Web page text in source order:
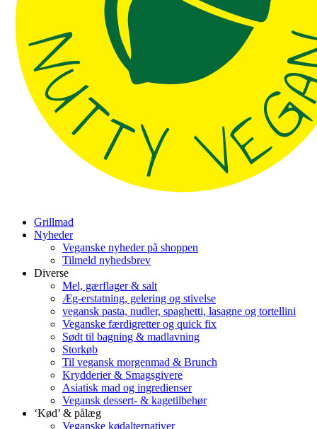
Grillmad
Nyheder
Veganske nyheder på shoppen
Tilmeld nyhedsbrev
Diverse
Mel, gærflager & salt
Æg-erstatning, gelering og stivelse
vegansk pasta, nudler, spaghetti, lasagne og tortellini
Veganske færdigretter og quick fix
Sødt til bagning & madlavning
Storkøb
Til vegansk morgenmad & Brunch
Krydderier & Smagsgivere
Asiatisk mad og ingredienser
Vegansk dessert- & kagetilbehør
‘Kød’ & pålæg
Veganske kødalternativer